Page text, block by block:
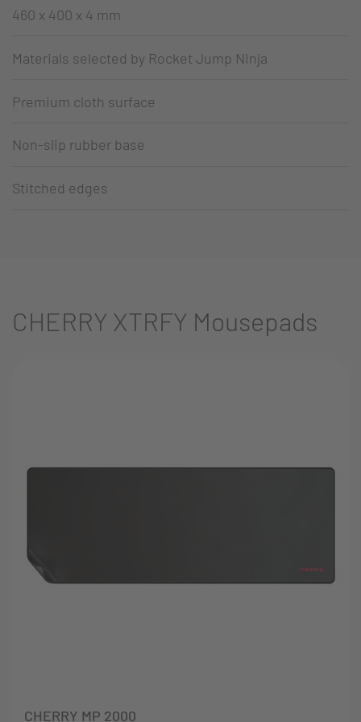
460 x 400 x 4 mm
Materials selected by Rocket Jump Ninja
Premium cloth surface
Non-slip rubber base
Stitched edges
CHERRY XTRFY Mousepads
CHERRY MP 2000